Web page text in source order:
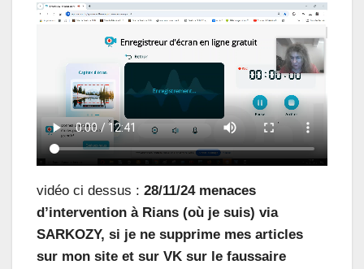
vidéo ci dessus : 28/11/24 menaces
d’intervention à Rians (où je suis) via
SARKOZY, si je ne supprime mes articles
sur mon site et sur VK sur le faussaire